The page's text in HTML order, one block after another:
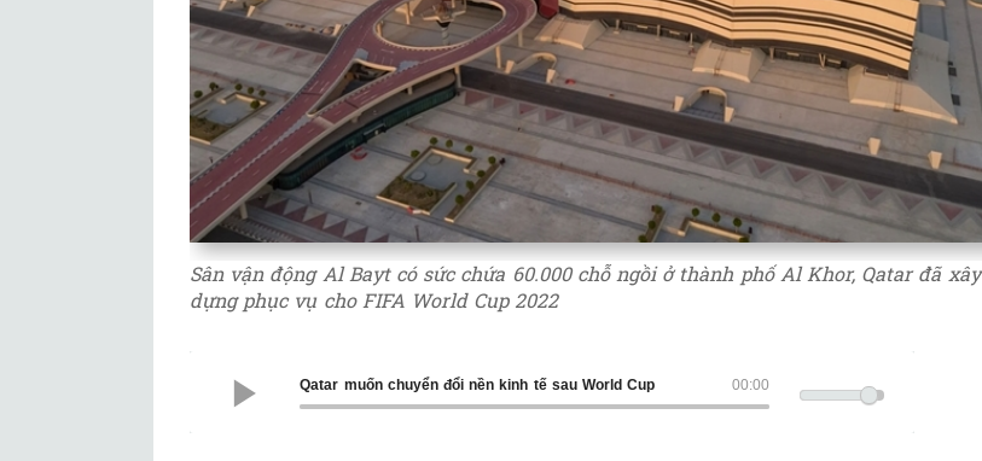
Sân vận động Al Bayt có sức chứa 60.000 chỗ ngồi ở thành phố Al Khor, Qatar đã xây
dựng phục vụ cho FIFA World Cup 2022
00:00
Qatar muốn chuyển đổi nền kinh tế sau World Cup